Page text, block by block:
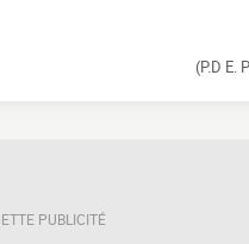
(P.D E.
PUBLICITÉ